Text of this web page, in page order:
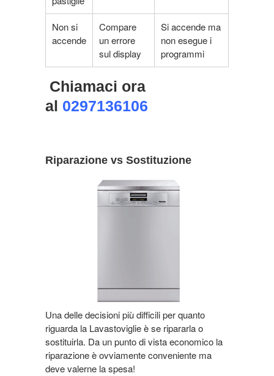
Non si
accende
Compare
un errore
sul display
Si accende ma
non esegue i
programmi
Chiamaci ora
al 0297136106
Riparazione vs Sostituzione
Una delle decisioni più difficili per quanto
riguarda la Lavastoviglie è se ripararla o
sostituirla. Da un punto di vista economico la
riparazione è ovviamente conveniente ma
deve valerne la spesa!